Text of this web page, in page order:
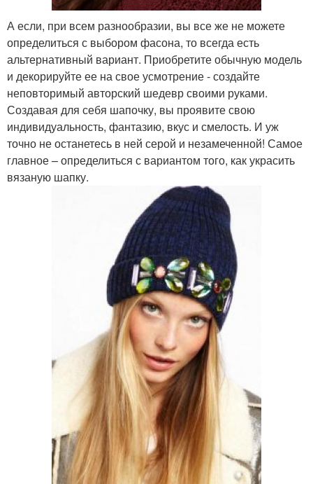
А если, при всем разнообразии, вы все же не можете
определиться с выбором фасона, то всегда есть
альтернативный вариант. Приобретите обычную модель
и декорируйте ее на свое усмотрение - создайте
неповторимый авторский шедевр своими руками.
Создавая для себя шапочку, вы проявите свою
индивидуальность, фантазию, вкус и смелость. И уж
точно не останетесь в ней серой и незамеченной! Самое
главное – определиться с вариантом того, как украсить
вязаную шапку.